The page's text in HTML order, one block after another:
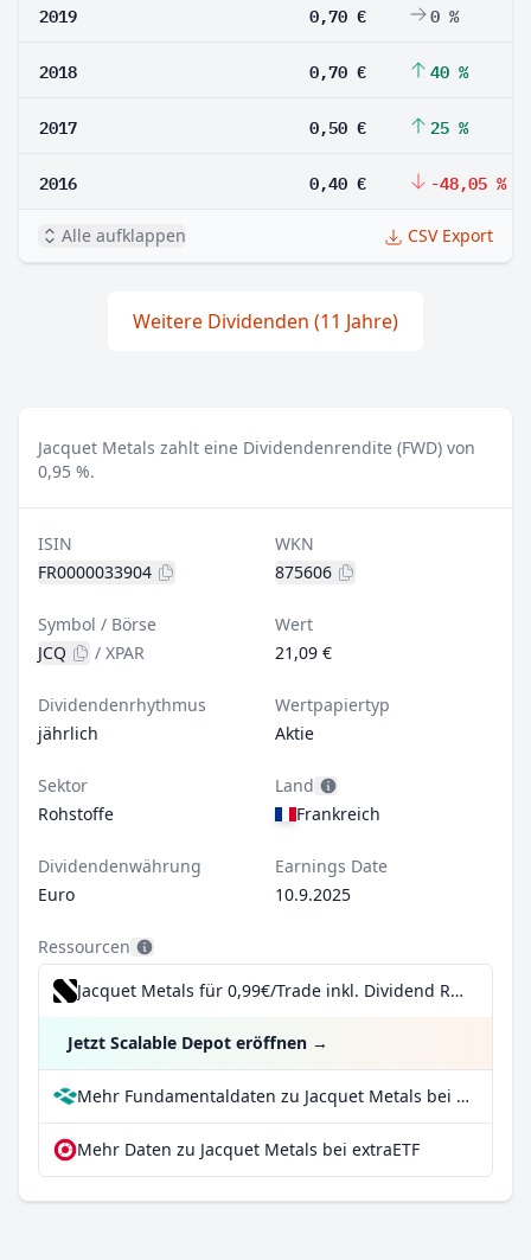
2019 0,70 € 0 %
2018 0,70 € 40 %
2017 0,50 € 25 %
2016 0,40 € -48,05 %
Alle aufklappen CSV Export
Weitere Dividenden (11 Jahre)
Jacquet Metals zahlt eine Dividendenrendite (FWD) von
0,95 %.
ISIN
FR0000033904
WKN
875606
Symbol / Börse
JCQ
/ XPAR
Wert
21,09 €
Dividendenrhythmus
jährlich
Wertpapiertyp
Aktie
Sektor
Rohstoffe
Land
Frankreich
Dividendenwährung
Euro
Earnings Date
10.9.2025
Ressourcen
Jacquet Metals für 0,99€/Trade inkl. Dividend Reinvestment Plan
Jetzt Scalable Depot eröffnen →
Mehr Fundamentaldaten zu Jacquet Metals bei Parqet
Mehr Daten zu Jacquet Metals bei extraETF